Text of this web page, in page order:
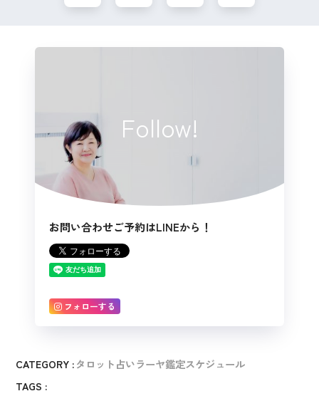
Follow!
お問い合わせご予約はLINEから！
フォローする
CATEGORY :タロット占いラーヤ鑑定スケジュール
TAGS :